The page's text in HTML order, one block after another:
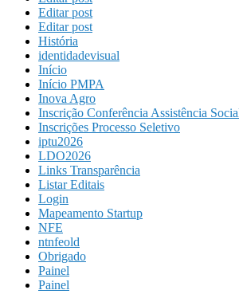
Editar post
Editar post
História
identidadevisual
Início
Início PMPA
Inova Agro
Inscrição Conferência Assistência
Inscrições Processo Seletivo
iptu2026
LDO2026
Links Transparência
Listar Editais
Login
Mapeamento Startup
NFE
ntnfeold
Obrigado
Painel
Painel